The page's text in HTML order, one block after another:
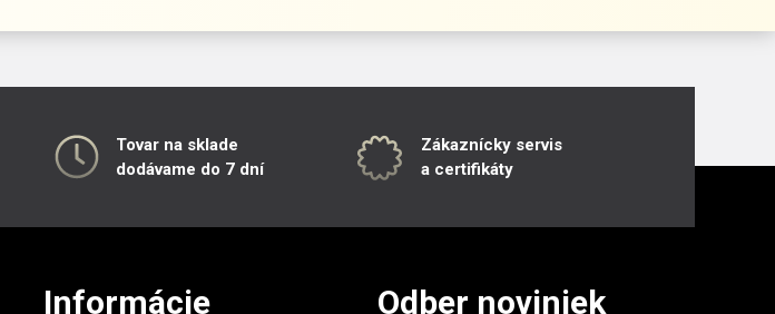
Tovar na sklade
dodávame do 7 dní
Zákaznícky servis
a certifikáty
Informácie Odber noviniek